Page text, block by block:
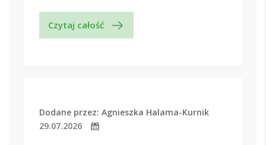
Czytaj całość
Dodane przez: Agnieszka Halama-Kurnik
29.07.2026